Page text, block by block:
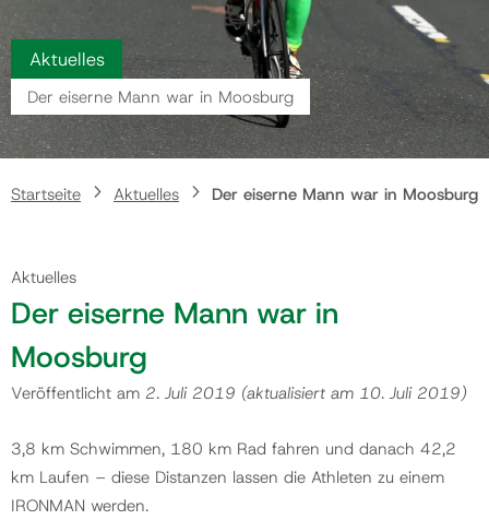
Veranstaltungen
Politik
Gemeinde
Aktuelles
Der eiserne Mann war in Moosburg
Startseite Aktuelles Der eiserne Mann war in Moosburg
Aktuelles
Der eiserne Mann war in
Moosburg
Veröffentlicht am 2. Juli 2019 (aktualisiert am 10. Juli 2019)
3,8 km Schwimmen, 180 km Rad fahren und danach 42,2
km Laufen – diese Distanzen lassen die Athleten zu einem
IRONMAN werden.